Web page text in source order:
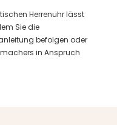
Herrenuhr lässt
Sie die
befolgen oder
in Anspruch